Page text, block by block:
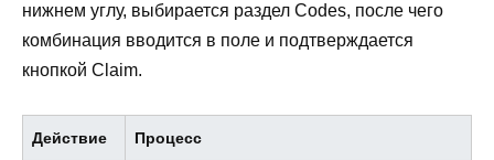
нижнем углу, выбирается раздел Codes, после чего
комбинация вводится в поле и подтверждается
кнопкой Claim.
Действие Процесс